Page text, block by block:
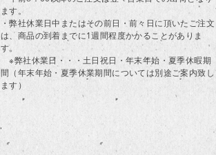
ます。
・弊社休業日中またはその前日・前々日に頂いたご注文
は、商品の到着までに1週間程度かかることがありま
す。
※弊社休業日・・・土日祝日・年末年始・夏季休暇期
間（年末年始・夏季休業期間については別途ご案内致し
ます）